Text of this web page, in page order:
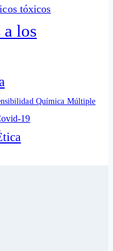
tóxicos
a los
Química Múltiple
19